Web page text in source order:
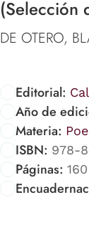
(Selección
DE OTERO,
Editorial:
Año de
Materia:
ISBN: 978-
Páginas: 160